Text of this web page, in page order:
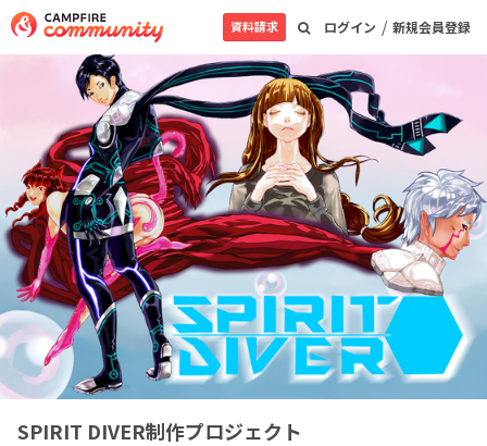
ログイン / 新規会員登録
資料請求
SPIRIT DIVER制作プロジェクト